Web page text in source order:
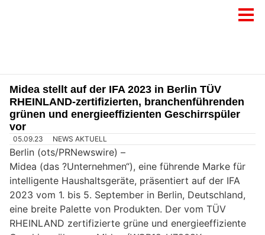
Midea stellt auf der IFA 2023 in Berlin TÜV
RHEINLAND-zertifizierten, branchenführenden
grünen und energieeffizienten Geschirrspüler
vor
05.09.23 NEWS AKTUELL
Berlin (ots/PRNewswire) –
Midea (das ?Unternehmen“), eine führende Marke für
intelligente Haushaltsgeräte, präsentiert auf der IFA
2023 vom 1. bis 5. September in Berlin, Deutschland,
eine breite Palette von Produkten. Der vom TÜV
RHEINLAND zertifizierte grüne und energieeffiziente